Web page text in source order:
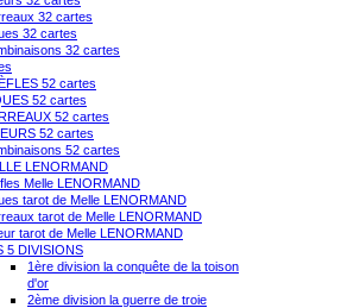
32 cartes
32 cartes
32 cartes
52 cartes
52 cartes
52 cartes
52 cartes
52 cartes
LENORMAND
Melle LENORMAND
tarot de Melle LENORMAND
tarot de Melle LENORMAND
tarot de Melle LENORMAND
5 DIVISIONS
1ère division la conquête de la toison
d'or
2ème division la guerre de troie